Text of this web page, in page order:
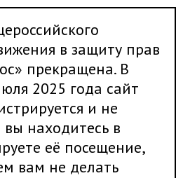
в защиту прав
прекращена. В
2025 года сайт
и не
вы находитесь в
её посещение,
вам не делать